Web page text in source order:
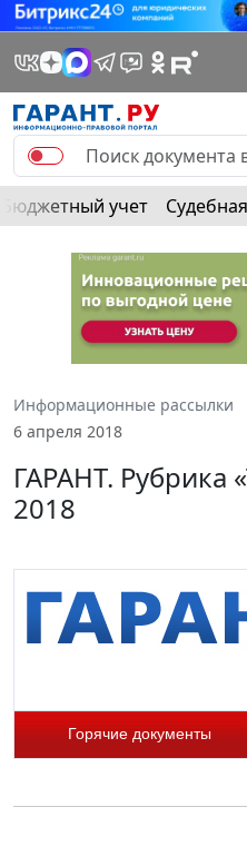
Бюджетный учет
Информационные рассылки
6 апреля 2018
ГАРАНТ. Рубрика
2018
Горячие документы